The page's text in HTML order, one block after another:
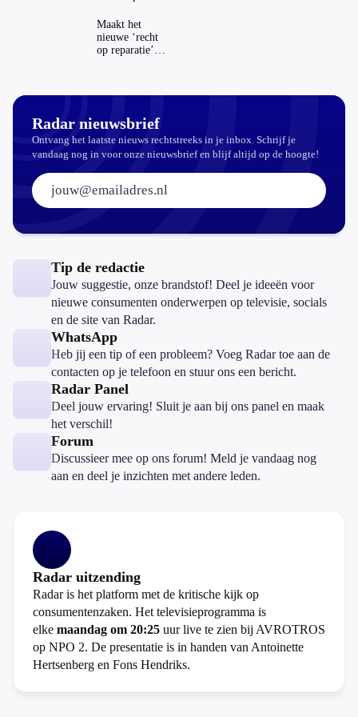
Maakt het
nieuwe ‘recht
op reparatie’
Radar nieuwsbrief
Ontvang het laatste nieuws rechtstreeks in je inbox. Schrijf je
vandaag nog in voor onze nieuwsbrief en blijf altijd op de hoogte!
E-mailadres:
Tip de redactie
Jouw suggestie, onze brandstof! Deel je ideeën voor
nieuwe consumenten onderwerpen op televisie, socials
en de site van Radar.
WhatsApp
Heb jij een tip of een probleem? Voeg Radar toe aan de
contacten op je telefoon en stuur ons een bericht.
Radar Panel
Deel jouw ervaring! Sluit je aan bij ons panel en maak
het verschil!
Forum
Discussieer mee op ons forum! Meld je vandaag nog
aan en deel je inzichten met andere leden.
Radar uitzending
Radar is het platform met de kritische kijk op
consumentenzaken. Het televisieprogramma is
elke maandag om 20:25 uur live te zien bij AVROTROS
op NPO 2. De presentatie is in handen van Antoinette
Hertsenberg en Fons Hendriks.